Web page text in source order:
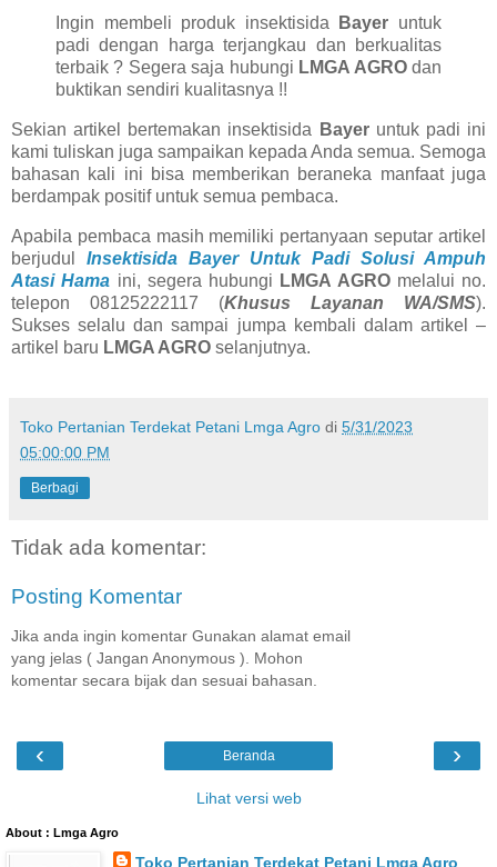
Ingin membeli produk insektisida Bayer untuk
padi dengan harga terjangkau dan berkualitas
terbaik ? Segera saja hubungi LMGA AGROdan
buktikan sendiri kualitasnya !!
Sekian artikel bertemakan insektisida Bayeruntuk padi ini
kami tuliskan juga sampaikan kepada Anda semua. Semoga
bahasan kali ini bisa memberikan beraneka manfaat juga
berdampak positif untuk semua pembaca.
Apabila pembaca masih memiliki pertanyaan seputar artikel
berjudul Insektisida Bayer Untuk Padi Solusi Ampuh
Atasi Hama ini, segera hubungi LMGA AGROmelalui no.
telepon 08125222117 (Khusus Layanan WA/SMS).
Sukses selalu dan sampai jumpa kembali dalam artikel –
artikel baru LMGA AGRO selanjutnya.
Toko Pertanian Terdekat Petani Lmga Agro di 5/31/2023
05:00:00 PM
Berbagi
Tidak ada komentar:
Posting Komentar
Jika anda ingin komentar Gunakan alamat email
yang jelas ( Jangan Anonymous ). Mohon
komentar secara bijak dan sesuai bahasan.
‹ ›
Beranda
Lihat versi web
About : Lmga Agro
Toko Pertanian Terdekat Petani Lmga Agro